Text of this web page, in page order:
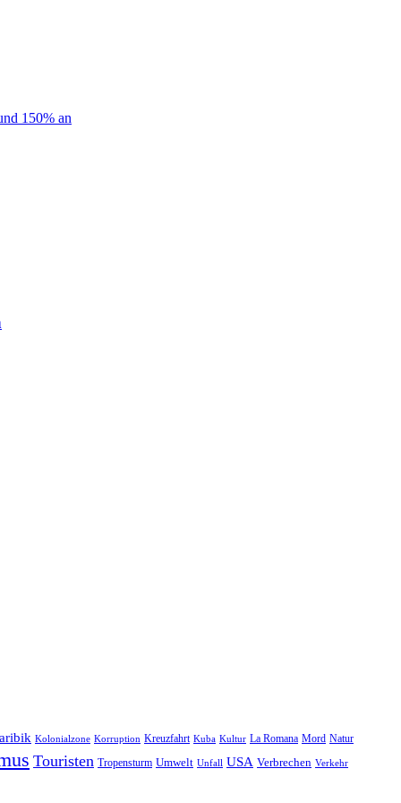
150% an
Kolonialzone Korruption Kreuzfahrt Kuba Kultur La Romana Mord Natur
Touristen Tropensturm Umwelt Unfall USA Verbrechen Verkehr